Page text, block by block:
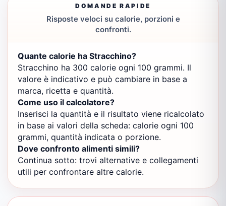
DOMANDE RAPIDE
Risposte veloci su calorie, porzioni e
confronti.
Quante calorie ha Stracchino?
Stracchino ha 300 calorie ogni 100 grammi. Il
valore è indicativo e può cambiare in base a
marca, ricetta e quantità.
Come uso il calcolatore?
Inserisci la quantità e il risultato viene ricalcolato
in base ai valori della scheda: calorie ogni 100
grammi, quantità indicata o porzione.
Dove confronto alimenti simili?
Continua sotto: trovi alternative e collegamenti
utili per confrontare altre calorie.